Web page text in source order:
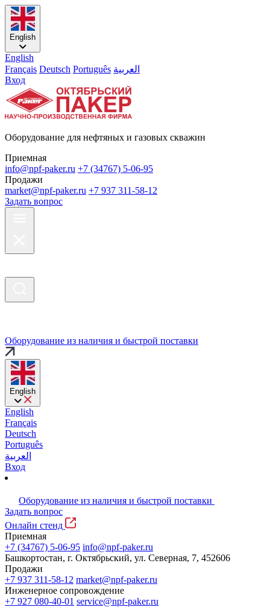
English
English
Français Deutsch Português العربية
Вход
Оборудование для нефтяных и газовых скважин
Приемная
info@npf-paker.ru +7 (34767) 5-06-95
Продажи
market@npf-paker.ru +7 937 311-58-12
Задать вопрос
Оборудование из наличия и быстрой поставки
English
English
Français
Deutsch
Português
العربية
Вход
Оборудование из наличия и быстрой поставки
Задать вопрос
Онлайн стенд
Приемная
+7 (34767) 5-06-95 info@npf-paker.ru
Башкортостан, г. Октябрьский, ул. Северная, 7, 452606
Продажи
+7 937 311-58-12 market@npf-paker.ru
Инженерное сопровождение
+7 927 080-40-01 service@npf-paker.ru